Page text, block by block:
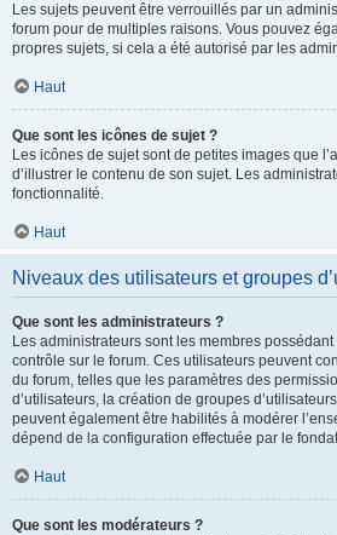
Les sujets peuvent être verrouillés par un
forum pour de multiples raisons. Vous pouvez
propres sujets, si cela a été autorisé par les
Haut
Que sont les icônes de sujet ?
Les icônes de sujet sont de petites images que
d’illustrer le contenu de son sujet. Les
fonctionnalité.
Haut
Niveaux des utilisateurs et groupes
Que sont les administrateurs ?
Les administrateurs sont les membres
contrôle sur le forum. Ces utilisateurs peuvent
du forum, telles que les paramètres des
d’utilisateurs, la création de groupes
peuvent également être habilités à modérer
dépend de la configuration effectuée par le
Haut
Que sont les modérateurs ?